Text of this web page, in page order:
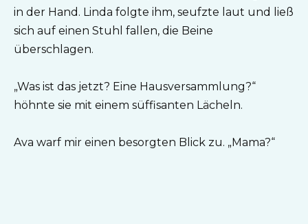
in der Hand. Linda folgte ihm, seufzte laut und ließ
sich auf einen Stuhl fallen, die Beine
überschlagen.
„Was ist das jetzt? Eine Hausversammlung?“
höhnte sie mit einem süffisanten Lächeln.
Ava warf mir einen besorgten Blick zu. „Mama?“